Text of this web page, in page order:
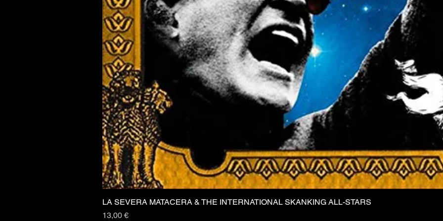
Vista rapida
LA SEVERA MATACERA & THE INTERNATIONAL SKANKING ALL-STARS
Prezzo
13,00 €